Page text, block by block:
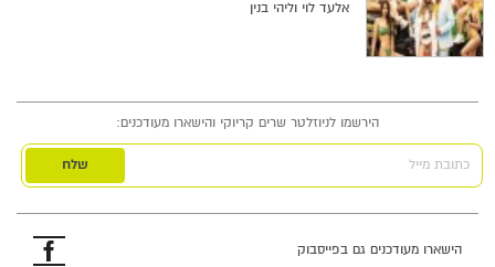
אלעד לוי וליהי בנין
הירשמו לניוזלטר שרים קריוקי והישארו מעודכנים:
כתובת מייל
הישארו מעודכנים גם בפייסבוק